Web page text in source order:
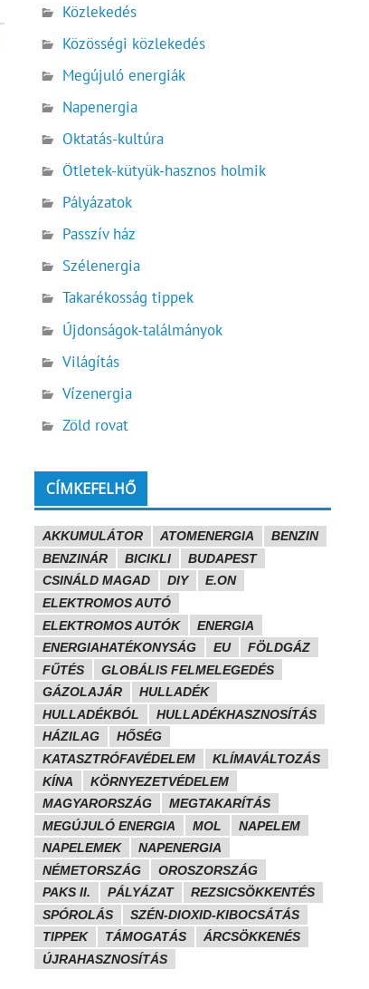
Közlekedés
Közösségi közlekedés
Megújuló energiák
Napenergia
Oktatás-kultúra
Ötletek-kütyük-hasznos holmik
Pályázatok
Passzív ház
Szélenergia
Takarékosság tippek
Újdonságok-találmányok
Világítás
Vízenergia
Zöld rovat
CÍMKEFELHŐ
AKKUMULÁTOR ATOMENERGIA
BENZIN
BENZINÁR
BICIKLI
BUDAPEST
CSINÁLD MAGAD
DIY
E.ON
ELEKTROMOS AUTÓ
ELEKTROMOS AUTÓK
ENERGIA
ENERGIAHATÉKONYSÁG
EU
FÖLDGÁZ
FŰTÉS
GLOBÁLIS FELMELEGEDÉS
GÁZOLAJÁR
HULLADÉK
HULLADÉKBÓL
HULLADÉKHASZNOSÍTÁS
HÁZILAG
HŐSÉG
KATASZTRÓFAVÉDELEM
KLÍMAVÁLTOZÁS
KÍNA
KÖRNYEZETVÉDELEM
MAGYARORSZÁG
MEGTAKARÍTÁS
MEGÚJULÓ ENERGIA
MOL
NAPELEM
NAPELEMEK
NAPENERGIA
NÉMETORSZÁG
OROSZORSZÁG
PAKS II.
PÁLYÁZAT
REZSICSÖKKENTÉS
SPÓROLÁS
SZÉN-DIOXID-KIBOCSÁTÁS
TIPPEK
TÁMOGATÁS
ÁRCSÖKKENÉS
ÚJRAHASZNOSÍTÁS